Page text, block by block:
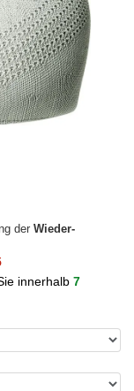
der Wieder-
innerhalb 7